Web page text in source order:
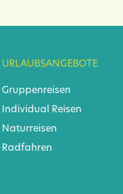
URLAUBSANGEBOTE
Gruppenreisen
Individual Reisen
Naturreisen
Radfahren